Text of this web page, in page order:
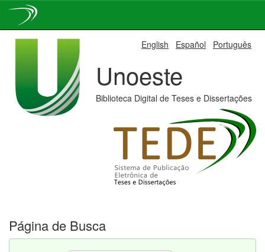
English Español Português
Unoeste
Biblioteca Digital de Teses e Dissertações
Página de Busca